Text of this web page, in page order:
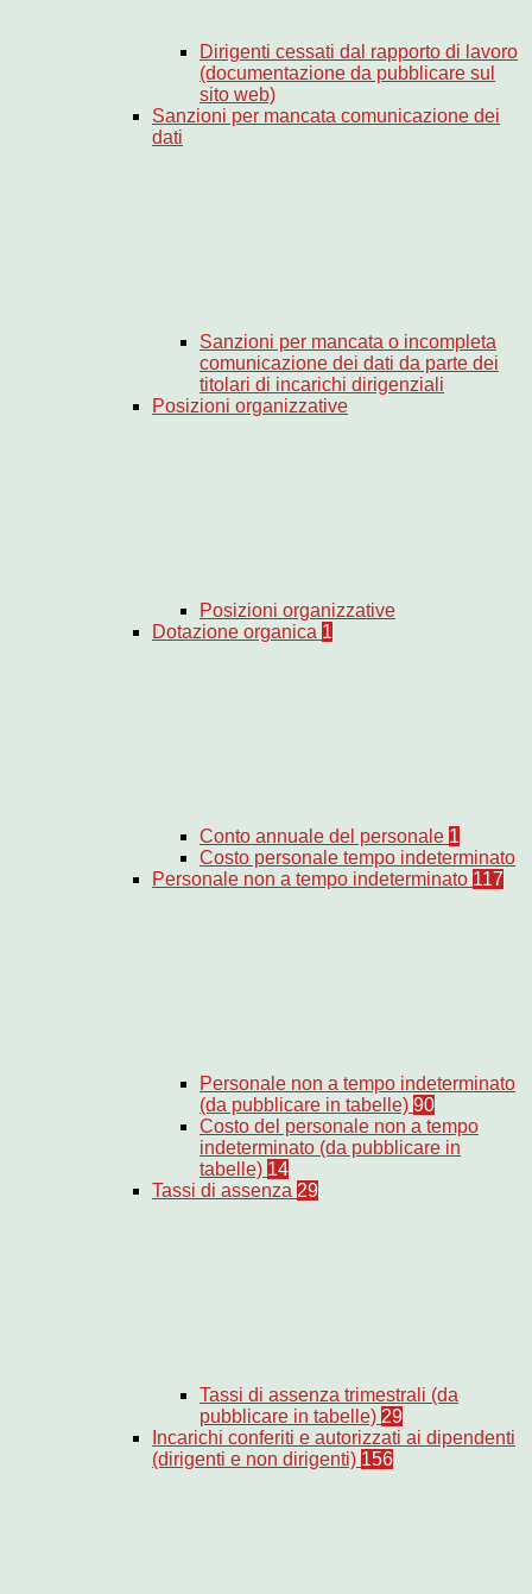
Dirigenti cessati dal rapporto di lavoro
(documentazione da pubblicare sul
sito web)
Sanzioni per mancata comunicazione dei
dati
Sanzioni per mancata o incompleta
comunicazione dei dati da parte dei
titolari di incarichi dirigenziali
Posizioni organizzative
Posizioni organizzative
Dotazione organica 1
Conto annuale del personale 1
Costo personale tempo indeterminato
Personale non a tempo indeterminato 117
Personale non a tempo indeterminato
(da pubblicare in tabelle) 90
Costo del personale non a tempo
indeterminato (da pubblicare in
tabelle) 14
Tassi di assenza 29
Tassi di assenza trimestrali (da
pubblicare in tabelle) 29
Incarichi conferiti e autorizzati ai dipendenti
(dirigenti e non dirigenti) 156